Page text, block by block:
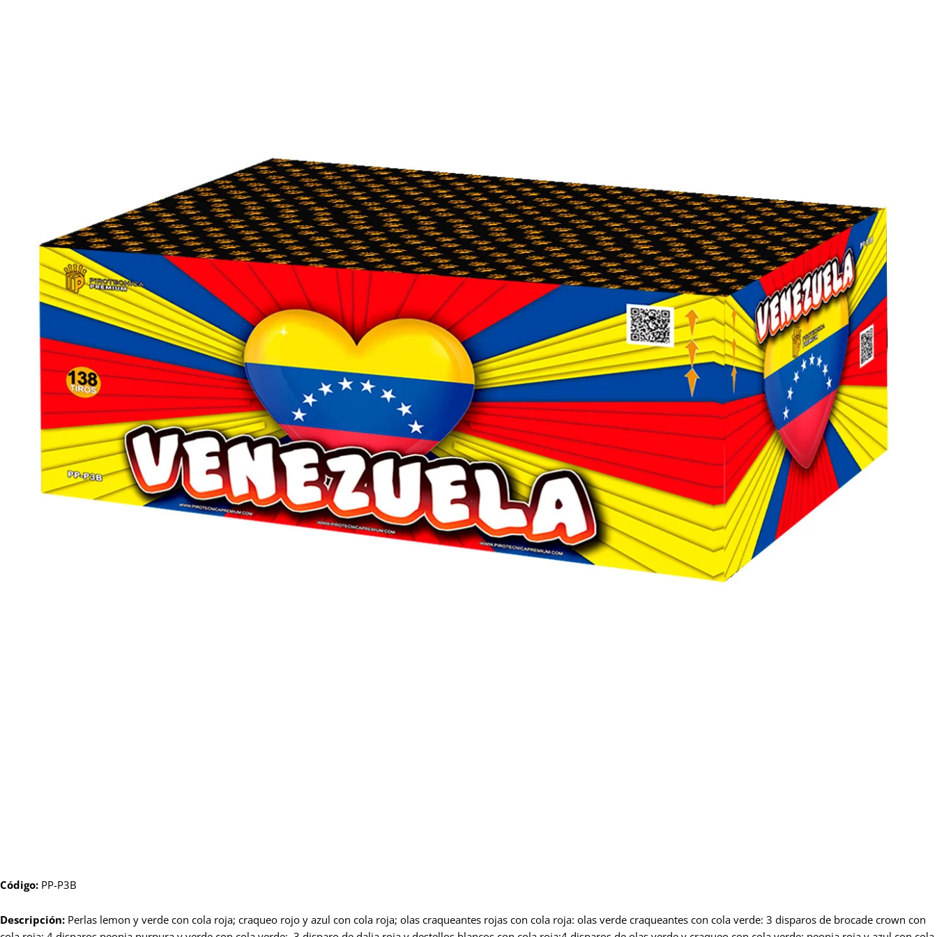
Código: PP-P3B
Descripción: Perlas lemon y verde con cola roja; craqueo rojo y azul con cola roja; olas craqueantes rojas con cola roja: olas verde craqueantes con cola verde: 3 disparos de brocade crown con